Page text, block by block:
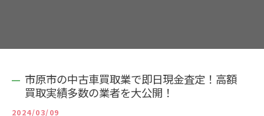
市原市の中古車買取業で即日現金査定！高額
買取実績多数の業者を大公開！
2024/03/09